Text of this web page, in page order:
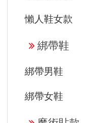
懶人鞋女款
綁帶鞋
綁帶男鞋
綁帶女鞋